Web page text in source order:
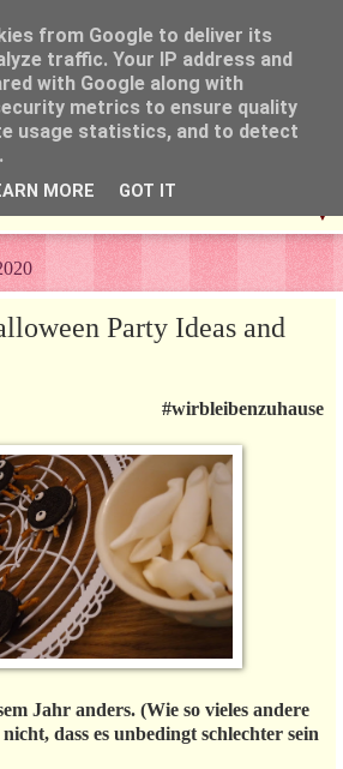
▼
Party Ideas and
#wirbleibenzuhause
Jahr anders. (Wie so vieles andere
dass es unbedingt schlechter sein
from Google to deliver its
traffic. Your IP address and
with Google along with
metrics to ensure quality
usage statistics, and to detect
MORE GOT IT